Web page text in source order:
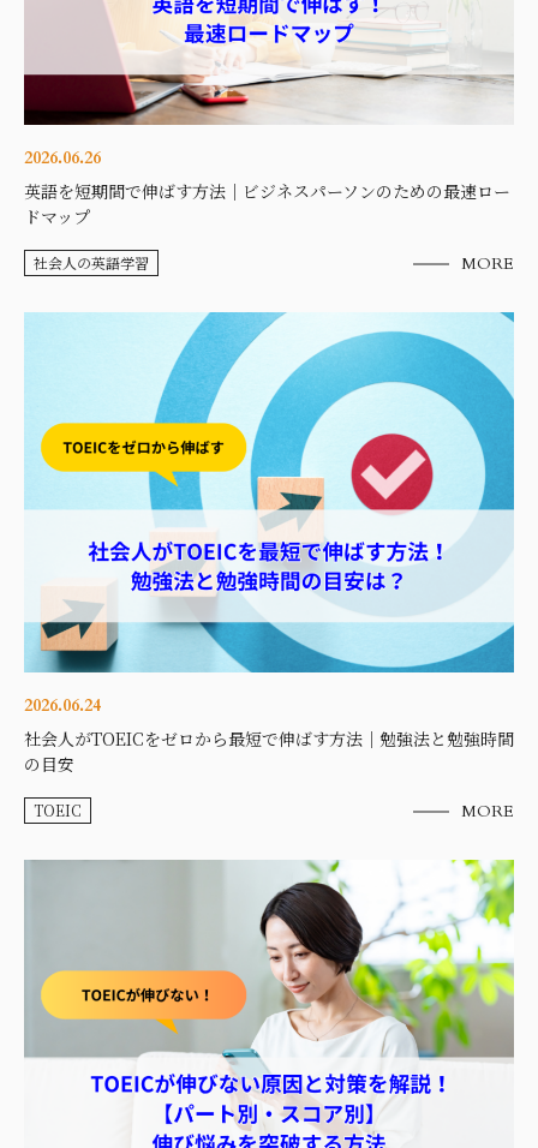
2026.06.26
英語を短期間で伸ばす方法｜ビジネスパーソンのための最速ロー
ドマップ
社会人の英語学習 MORE
2026.06.24
社会人がTOEICをゼロから最短で伸ばす方法｜勉強法と勉強時間
の目安
TOEIC MORE